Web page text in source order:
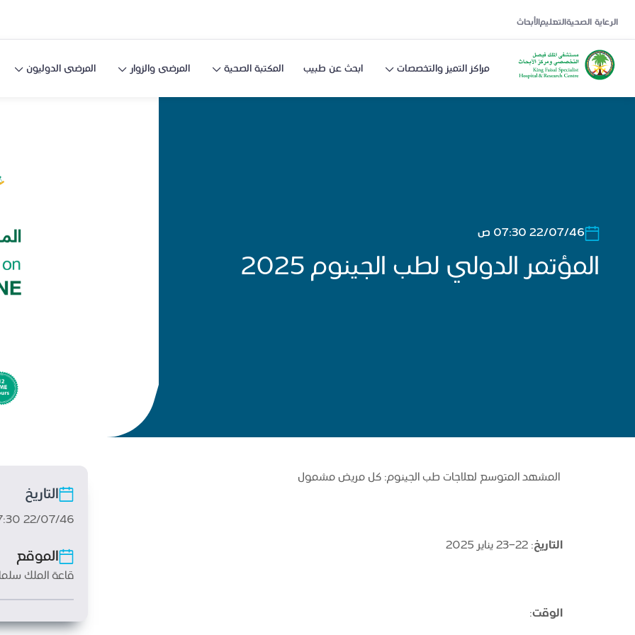
الرعاية الصحيةالتعليمالأبحاث
مراكز التميز والتخصصات ابحث عن طبيب المكتبة الصحية المرضى والزوار المرضى الدوليون
22/07/46 07:30 ص
المؤتمر الدولي لطب الجينوم 2025
المشهد المتوسع لعلاجات طب الجينوم: كل مريض مشمول
التاريخ: 22-23 يناير 2025
الوقت:
التاريخ
22/07/46 07:30 ص
الموقع
قاعة الملك